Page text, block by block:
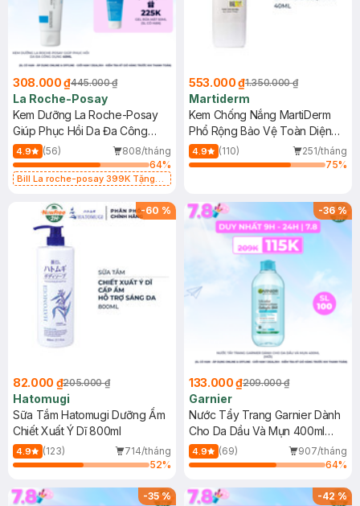
308.000 ₫445.000 ₫
La Roche-Posay
Kem Dưỡng La Roche-Posay
Giúp Phục Hồi Da Đa Công
Dụng 40ml
4.9 (56)
808/tháng
64%
Bill La roche-posay 399K Tặng
(SL có hạn)
553.000 ₫1.350.000 ₫
Martiderm
Kem Chống Nắng MartiDerm
Phổ Rộng Bảo Vệ Toàn Diện
40ml
4.9 (110)
251/tháng
75%
-60 %
82.000 ₫205.000 ₫
Hatomugi
Sữa Tắm Hatomugi Dưỡng Ẩm
Chiết Xuất Ý Dĩ 800ml
4.9 (123)
714/tháng
52%
-36%
133.000 ₫209.000 ₫
Garnier
Nước Tẩy Trang Garnier Dành
Cho Da Dầu Và Mụn 400ml
(Mới)
4.9 (69)
907/tháng
64%
-35% -42%